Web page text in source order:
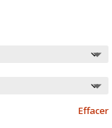
Effacer